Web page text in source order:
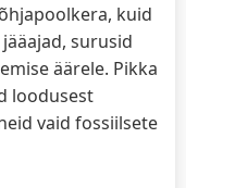
kuid
surusid
äärele. Pikka
loodusest
vaid fossiilsete